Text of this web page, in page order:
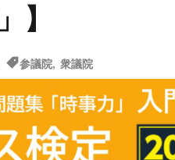
】
参議院, 衆議院